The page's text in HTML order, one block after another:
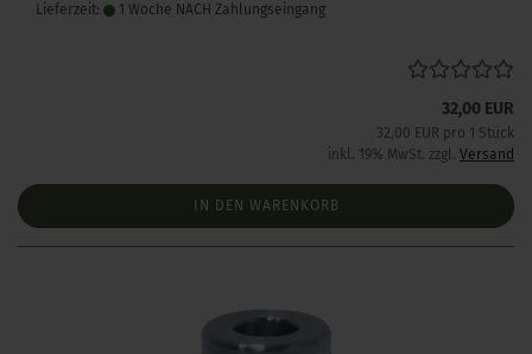
Lieferzeit: 1 Woche NACH Zahlungseingang
32,00 EUR
32,00 EUR pro 1 Stück
inkl. 19% MwSt. zzgl. Versand
IN DEN WARENKORB